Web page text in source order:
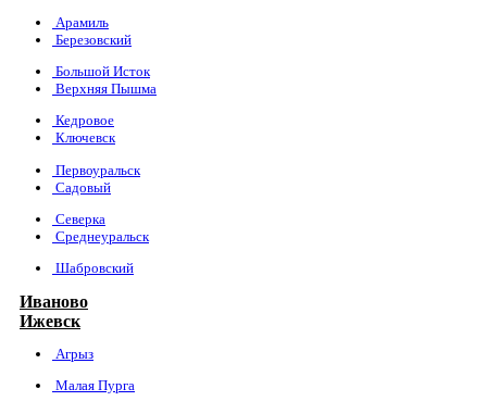
Арамиль
Березовский
Большой Исток
Верхняя Пышма
Кедровое
Ключевск
Первоуральск
Садовый
Северка
Среднеуральск
Шабровский
Иваново
Ижевск
Агрыз
Малая Пурга